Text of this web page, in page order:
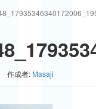
作成者: Masaji